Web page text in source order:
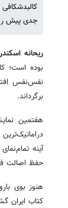
جدی پیش
ریحانه
بوده است؛
برگرداند.
هفتمین
آینه
حفظ اصالت
هنوز بوی
کتاب ایران